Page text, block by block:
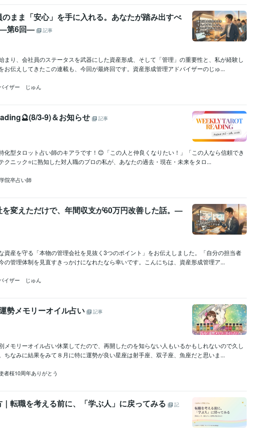
のまま「安心」を手に入れる。あなたが踏み出すべ
—第6回—
記事
まり、会社員のステータスを武器にした資産形成、そして「管理」の重要性と、私が経験し
お伝えしてきたこの連載も、今回が最終回です。資産形成管理アドバイザーのじゅ...
イザー じゅん
3-9)＆お知らせ
記事
化型タロット占い師のキアラです！😊「この人と仲良くなりたい！」「この人なら信頼でき
クニック⭐️に熟知した対人職のプロの私が、あなたの過去・現在・未来をタロ...
院卒占い師
を変えただけで、年間収支が60万円改善した話。—
資産を守る「本物の管理会社を見抜く3つのポイント」をお伝えしました。「自分の担当者
の管理体制を見直すきっかけになれたなら幸いです。こんにちは、資産形成管理ア...
イザー じゅん
勢メモリーオイル占い
記事
メモリーオイル占い休業してたので、再開したのを知らない人もいるかもしれないので久し
ちなみに結果をみて８月に特に運勢が良い星座は射手座、双子座、魚座だと思いま...
者桜10周年ありがとう
転職を考える前に、「学ぶ人」に戻ってみる
記